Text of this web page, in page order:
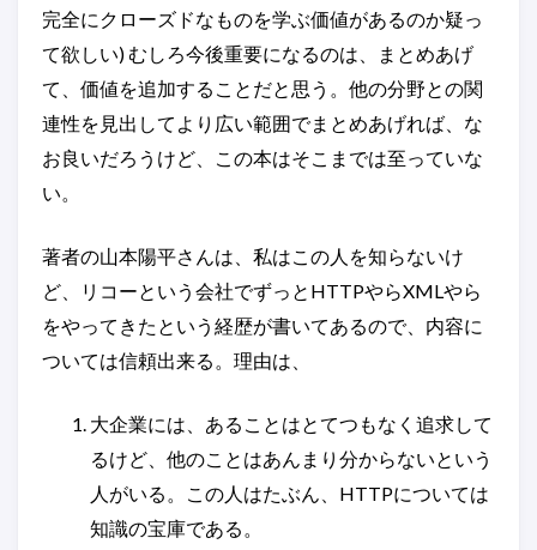
完全にクローズドなものを学ぶ価値があるのか疑っ
て欲しい) むしろ今後重要になるのは、まとめあげ
て、価値を追加することだと思う。他の分野との関
連性を見出してより広い範囲でまとめあげれば、な
お良いだろうけど、この本はそこまでは至っていな
い。
著者の山本陽平さんは、私はこの人を知らないけ
ど、リコーという会社でずっとHTTPやらXMLやら
をやってきたという経歴が書いてあるので、内容に
ついては信頼出来る。理由は、
大企業には、あることはとてつもなく追求して
るけど、他のことはあんまり分からないという
人がいる。この人はたぶん、HTTPについては
知識の宝庫である。